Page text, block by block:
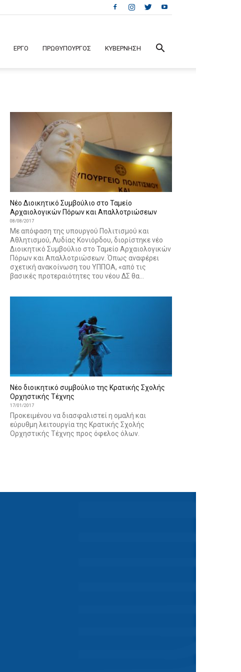
ΕΡΓΟ ΠΡΩΘΥΠΟΥΡΓΟΣ ΚΥΒΕΡΝΗΣΗ
Νέο Διοικητικό Συμβούλιο στο Ταμείο
Αρχαιολογικών Πόρων και Απαλλοτριώσεων
08/08/2017
Με απόφαση της υπουργού Πολιτισμού και
Αθλητισμού, Λυδίας Κονιόρδου, διορίστηκε νέο
Διοικητικό Συμβούλιο στο Ταμείο Αρχαιολογικών
Πόρων και Απαλλοτριώσεων. Όπως αναφέρει
σχετική ανακοίνωση του ΥΠΠΟΑ, «από τις
βασικές προτεραιότητες του νέου ΔΣ θα...
Νέο διοικητικό συμβούλιο της Κρατικής Σχολής
Ορχηστικής Τέχνης
17/01/2017
Προκειμένου να διασφαλιστεί η ομαλή και
εύρυθμη λειτουργία της Κρατικής Σχολής
Ορχηστικής Τέχνης προς όφελος όλων.